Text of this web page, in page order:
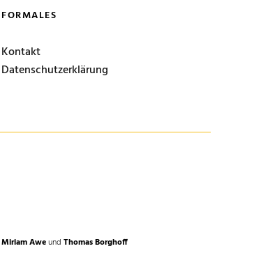
FORMALES
Kontakt
Datenschutzerklärung
Miriam Aweund Thomas Borghoff